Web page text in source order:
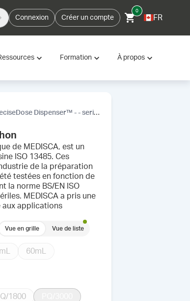
Connexion Créer un compte
0
FR
Formation À propos
Dispenser™ - - seringue avec capuchon
de MEDISCA, est un
ISO 13485. Ces
de la préparation
testées en fonction de
la norme BS/EN ISO
MEDISCA a pris une
aux applications
Vue en grille Vue de liste
60mL
1800